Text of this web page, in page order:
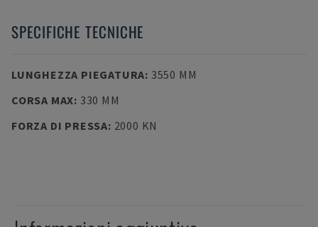
SPECIFICHE TECNICHE
LUNGHEZZA PIEGATURA: 3550 MM
CORSA MAX: 330 MM
FORZA DI PRESSA: 2000 KN